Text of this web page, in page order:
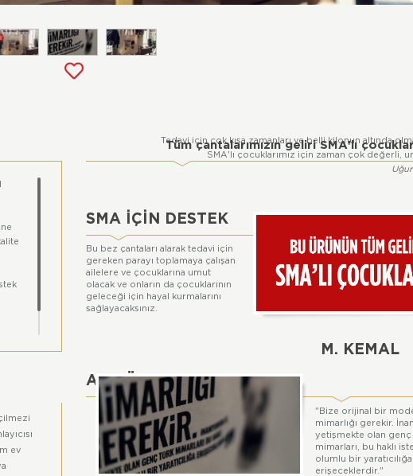
ev
Tüm çantalarımızın geliri SMA'lı
Tedavi için çok kısa zamanları ve belli kilonun altında
SMA'lı çocuklarımız için zaman çok değerli,
SMA İÇİN DESTEK
Bu bez çantaları alarak tedavi için
gereken parayı toplamaya çalışan
ailelere ve çocuklarına umut
olacak ve onların da çocuklarının
geleceği için hayal kurmalarını
sağlayacaksınız.
M. KEMAL
ATATÜRK
"Bize orijinal bir
mimarlığı gerekir.
yetişmekte olan genç
mimarları, bu haklı
olumlu bir yaratıcılığa
erişeceklerdir."